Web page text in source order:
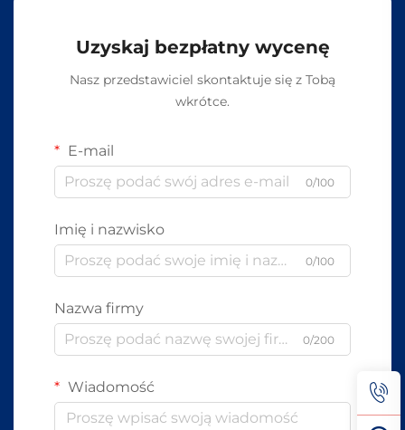
Uzyskaj bezpłatny wycenę
Nasz przedstawiciel skontaktuje się z Tobą
wkrótce.
E-mail
0/100
Imię i nazwisko
0/100
Nazwa firmy
0/200
Wiadomość